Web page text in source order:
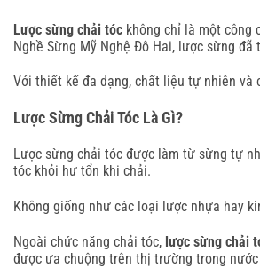
Lược sừng chải tóc không chỉ là một công
Nghề Sừng Mỹ Nghệ Đô Hai, lược sừng
Với thiết kế đa dạng, chất liệu tự nhiên và
Lược Sừng Chải Tóc Là Gì?
Lược sừng chải tóc được làm từ sừng tự
tóc khỏi hư tổn khi chải.
Không giống như các loại lược nhựa hay
Ngoài chức năng chải tóc, lược sừng chải
được ưa chuộng trên thị trường trong